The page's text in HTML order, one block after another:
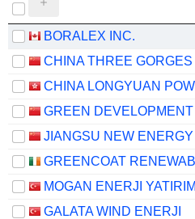
BORALEX INC.
GALATA WIND ENERJI